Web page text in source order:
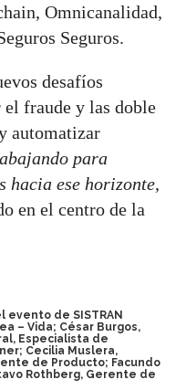
Omnicanalidad,
Seguros.
desafíos
fraude y las doble
automatizar
para
hacia ese horizonte,
en el centro de la
evento de SISTRAN
– Vida; César Burgos,
Especialista de
Cecilia Muslera,
de Producto; Facundo
Rothberg, Gerente de